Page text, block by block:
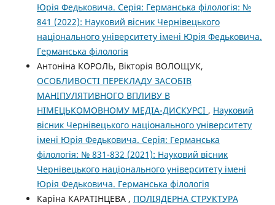
Юрія Федьковича. Серія: Германська філологія: №
841 (2022): Науковий вісник Чернівецького
національного університету імені Юрія Федьковича.
Германська філологія
Антоніна КОРОЛЬ, Вікторія ВОЛОЩУК,
ОСОБЛИВОСТІ ПЕРЕКЛАДУ ЗАСОБІВ
МАНІПУЛЯТИВНОГО ВПЛИВУ В
НІМЕЦЬКОМОВНОМУ МЕДІА-ДИСКУРСІ , Науковий
вісник Чернівецького національного університету
імені Юрія Федьковича. Серія: Германська
філологія: № 831-832 (2021): Науковий вісник
Чернівецького національного університету імені
Юрія Федьковича. Германська філологія
Каріна КАРАТІНЦЕВА , ПОЛІЯДЕРНА СТРУКТУРА